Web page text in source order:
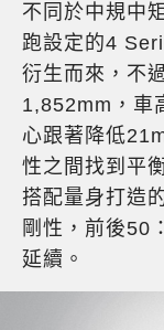
不同於中規中
跑設定的4
衍生而來，不
1,852mm，車
心跟著降低
性之間找到平
搭配量身打造
剛性，前後50
延續。